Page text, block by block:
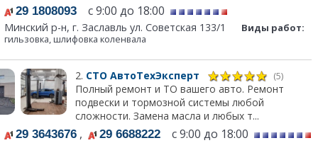
29 1808093 с 9:00 до 18:00
Минский р-н, г. Заславль ул. Советская 133/1
Виды работ:
гильзовка, шлифовка коленвала
2. СТО АвтоТехЭксперт (5)
Полный ремонт и ТО вашего авто. Ремонт
подвески и тормозной системы любой
сложности. Замена масла и любых т...
29 3643676 , 29 6688222 с 9:00 до 18:00